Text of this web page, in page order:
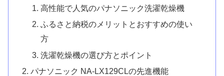
高性能で人気のパナソニック洗濯乾燥機
ふるさと納税のメリットとおすすめの使い
方
洗濯乾燥機の選び方とポイント
パナソニック NA-LX129CLの先進機能